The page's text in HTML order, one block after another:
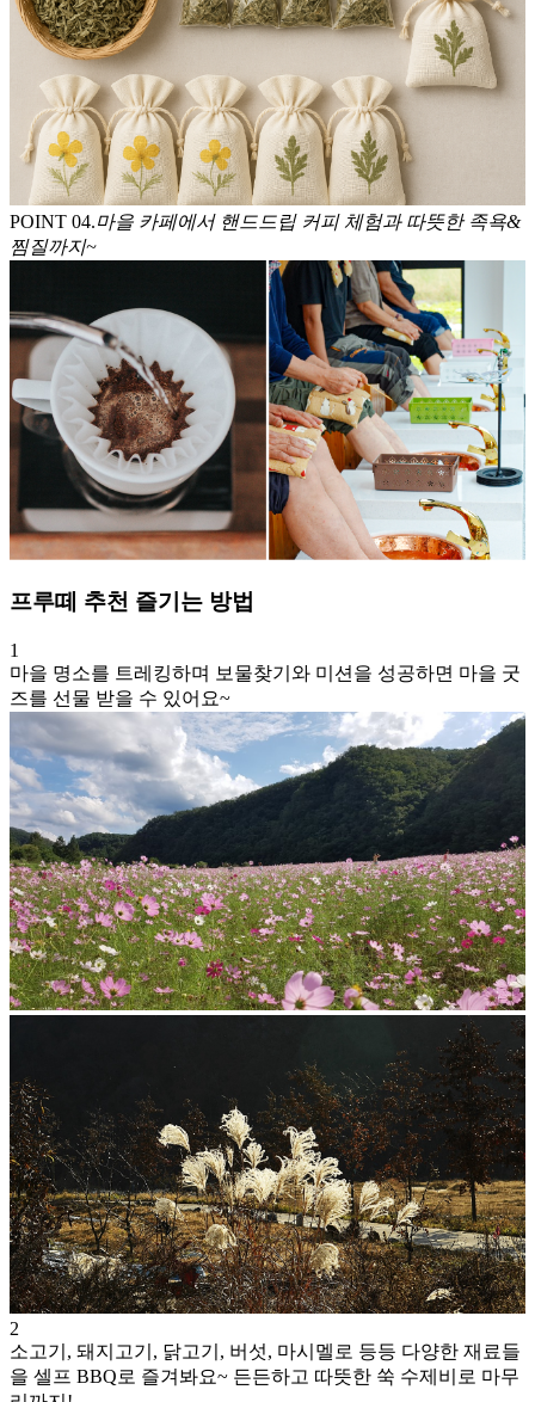
POINT 04.마을 카페에서 핸드드립 커피 체험과 따뜻한 족욕&
찜질까지~
프루떼 추천 즐기는 방법
1
마을 명소를 트레킹하며 보물찾기와 미션을 성공하면 마을 굿
즈를 선물 받을 수 있어요~
2
소고기, 돼지고기, 닭고기, 버섯, 마시멜로 등등 다양한 재료들
을 셀프 BBQ로 즐겨봐요~ 든든하고 따뜻한 쑥 수제비로 마무